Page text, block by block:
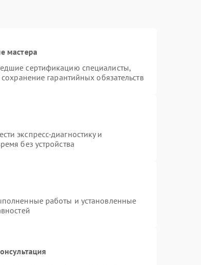
мастера
сертификацию специалисты,
гарантийных обязательств
экспресс-диагностику и
без устройства
работы и установленные